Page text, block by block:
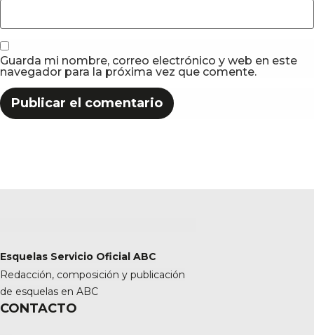
Guarda mi nombre, correo electrónico y web en este
navegador para la próxima vez que comente.
Esquelas Servicio Oficial ABC
Redacción, composición y publicación
de esquelas en ABC
CONTACTO